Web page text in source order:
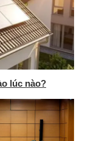
lúc nào?